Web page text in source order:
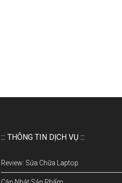
::: THÔNG TIN DỊCH VỤ :::
Review: Sửa Chữa Laptop